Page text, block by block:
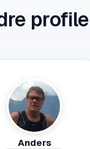
Anders